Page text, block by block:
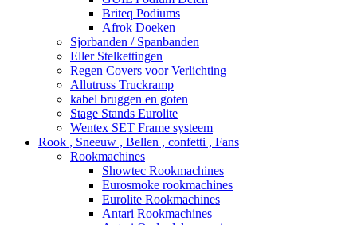
Briteq Podiums
Afrok Doeken
Sjorbanden / Spanbanden
Eller Stelkettingen
Regen Covers voor Verlichting
Allutruss Truckramp
kabel bruggen en goten
Stage Stands Eurolite
Wentex SET Frame systeem
Rook , Sneeuw , Bellen , confetti , Fans
Rookmachines
Showtec Rookmachines
Eurosmoke rookmachines
Eurolite Rookmachines
Antari Rookmachines